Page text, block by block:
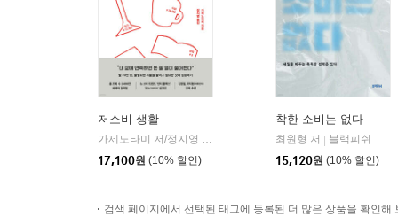
저소비 생활
가제노타미 저/정지영 역
알에이치코리아(RHK)
17,100원 (10% 할인)
착한 소비는 없다
최원형 저
블랙피쉬
15,120원 (10% 할인)
검색 페이지에서 선택된 태그에 등록된 더 많은 상품을 확인해